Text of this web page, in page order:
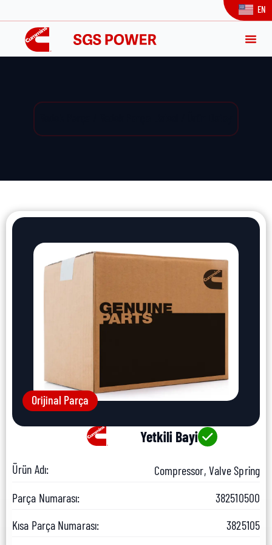
EN
Orijinal Parça
Yetkili Bayi
Ürün Adı:
Compressor, Valve Spring
Parça Numarası:
382510500
Kısa Parça Numarası:
3825105